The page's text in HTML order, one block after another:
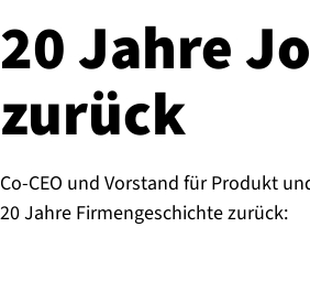
20 Jahre
zurück
Co-CEO und Vorstand für Produkt
20 Jahre Firmengeschichte zurück: